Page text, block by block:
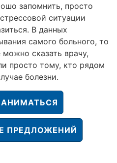
запомнить, просто
ситуации
В данных
самого больного, то
сказать врачу,
просто тому, кто рядом
болезни.
ПРЕДЛОЖЕНИЙ